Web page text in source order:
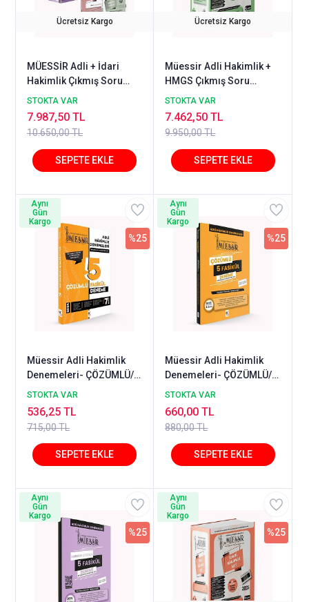
Ücretsiz Kargo
MÜESSİR Adli + İdari
Hakimlik Çıkmış Soru
Bankası Seti
STOKTA VAR
10.650,00 TL
7.987,50 TL
Ücretsiz Kargo
Müessir Adli Hakimlik +
HMGS Çıkmış Soru
Bankası Seti
STOKTA VAR
9.950,00 TL
7.462,50 TL
Müessir Adli Hakimlik
Denemeleri- ÇÖZÜMLÜ/
2024
STOKTA VAR
715,00 TL
%25
536,25 TL
Aynı
Gün
Kargo
Müessir Adli Hakimlik
Denemeleri- ÇÖZÜMLÜ/
2025
STOKTA VAR
880,00 TL
%25
660,00 TL
Aynı
Gün
Kargo
%25
Aynı
Gün
Kargo
%25
Aynı
Gün
Kargo